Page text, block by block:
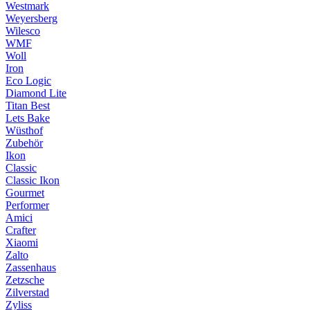
Westmark
Weyersberg
Wilesco
WMF
Woll
Iron
Eco Logic
Diamond Lite
Titan Best
Lets Bake
Wüsthof
Zubehör
Ikon
Classic
Classic Ikon
Gourmet
Performer
Amici
Crafter
Xiaomi
Zalto
Zassenhaus
Zetzsche
Zilverstad
Zyliss